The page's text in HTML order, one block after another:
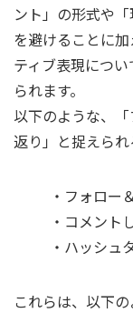
ント」の形式や
を避けることに
ティブ表現につ
られます。
以下のような、
返り」と捉えられ
・フォロー
・コメント
・ハッシュ
これらは、以下